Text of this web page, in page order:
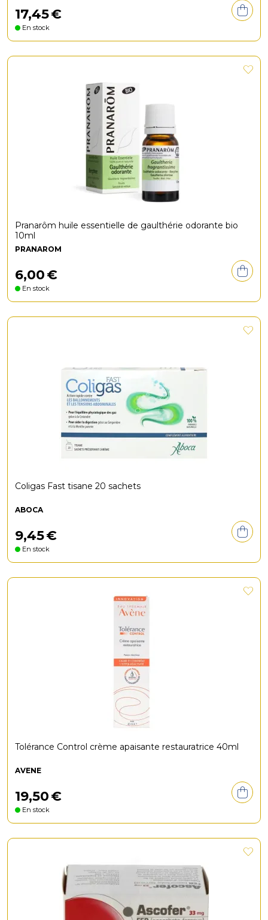
17,45€
En stock
Pranarôm huile essentielle de gaulthérie odorante bio
10ml
PRANAROM
6,00€
En stock
Coligas Fast tisane 20 sachets
ABOCA
9,45€
En stock
Tolérance Control crème apaisante restauratrice 40ml
AVENE
19,50€
En stock